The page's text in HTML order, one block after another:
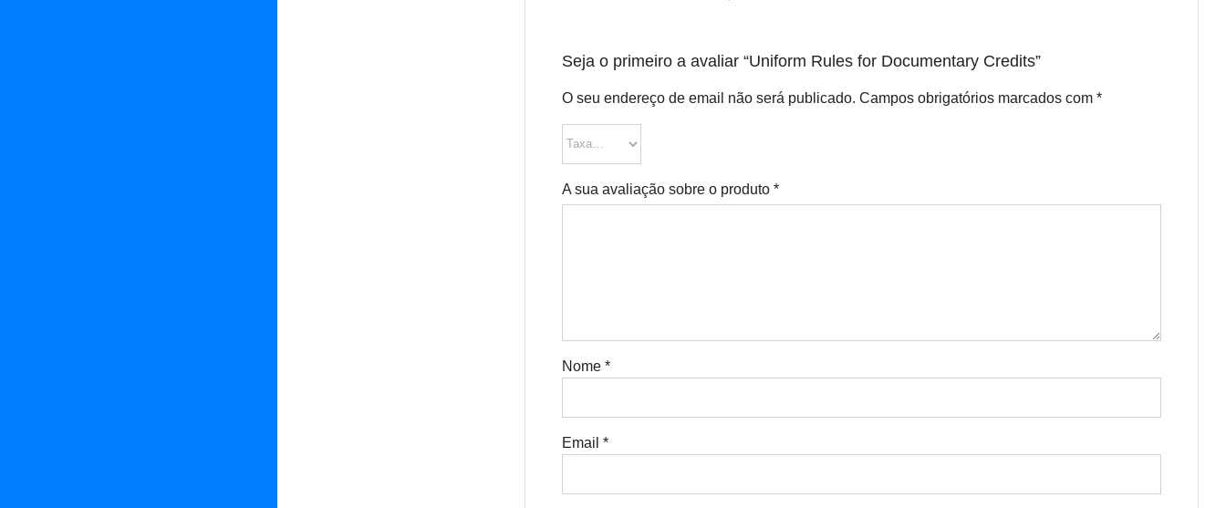
Seja o primeiro a avaliar “Uniform Rules for Documentary Credits”
O seu endereço de email não será publicado. Campos obrigatórios marcados com *
A sua avaliação sobre o produto *
Nome *
Email *